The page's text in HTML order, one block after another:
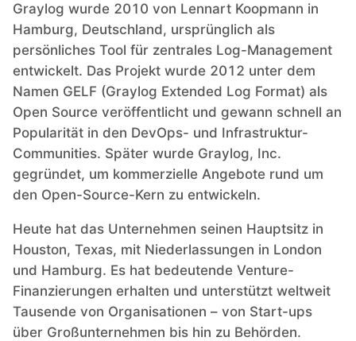
MySQL
Nextcloud
NocoDB
Node-RED
Node.js
OpenSearch
Graylog wurde 2010 von Lennart Koopmann in
Hamburg, Deutschland, ursprünglich als
persönliches Tool für zentrales Log-Management
entwickelt. Das Projekt wurde 2012 unter dem
Namen GELF (Graylog Extended Log Format) als
Open Source veröffentlicht und gewann schnell an
Popularität in den DevOps- und Infrastruktur-
Communities. Später wurde Graylog, Inc.
gegründet, um kommerzielle Angebote rund um
den Open-Source-Kern zu entwickeln.
Heute hat das Unternehmen seinen Hauptsitz in
Houston, Texas, mit Niederlassungen in London
und Hamburg. Es hat bedeutende Venture-
Finanzierungen erhalten und unterstützt weltweit
Tausende von Organisationen – von Start-ups
über Großunternehmen bis hin zu Behörden.